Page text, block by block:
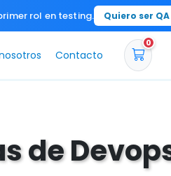
rol en testing. Quiero ser
Contacto
0
de